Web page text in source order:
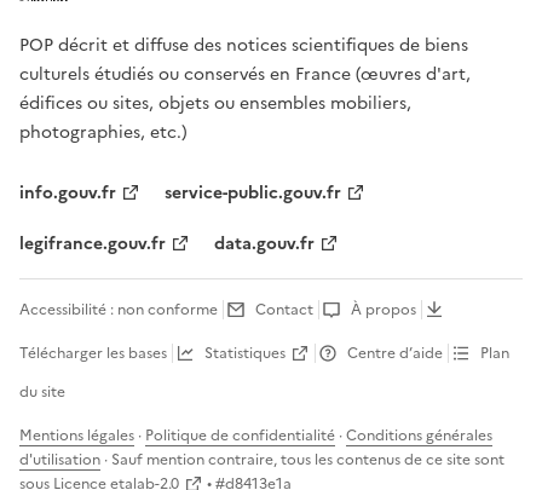
POP décrit et diffuse des notices scientifiques de biens
culturels étudiés ou conservés en France (œuvres d'art,
édifices ou sites, objets ou ensembles mobiliers,
photographies, etc.)
info.gouv.fr
service-public.gouv.fr
legifrance.gouv.fr
data.gouv.fr
Accessibilité : non conforme Contact
À propos
Télécharger les bases
Statistiques Centre d’aide
Plan
du site
Mentions légales · Politique de confidentialité ·Conditions générales
d'utilisation · Sauf mention contraire, tous les contenus de ce site sont
sous Licence etalab-2.0 • #d8413e1a